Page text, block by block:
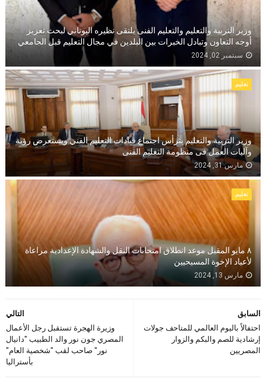
وزير التربية والتعليم والتعليم الفنى يلتقى نظيره اليوناني لبحث تعزيز
أوجه التعاون وتبادل الخبرات بين البلدين في مجال التعليم قبل الجامعي
سبتمبر 02, 2024
تعليم
وزير التربية والتعليم يترأس اجتماع قيادات التعليم الفني ويستعرض رؤية
وآليات العمل فى منظومة التعليم الفنى
مارس 31, 2024
تعليم
٨ مايو المقبل موعد انطلاق امتحانات النقل والشهادة الإعدادية مراعاة
لأعياد الإخوة المسيحيين
مارس 13, 2024
التالي
وزيرة الهجرة تستقبل رجل الأعمال
المصري جون نور والد الطبيب "دانيال
نور" صاحب لقب "شخصية العام"
بأستراليا
السابق
احتفالاً باليوم العالمي للمتاحف جولات
إرشادية للصم والبكم والزوار
المصريين